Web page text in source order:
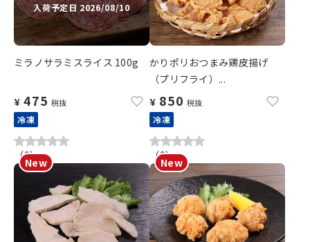
入荷予定日 2026/08/10
ミラノサラミスライス 100g
¥ 475 税抜
冷凍
（0）
かりポリおつまみ鶏皮揚げ
（プリフライ）...
¥ 850 税抜
冷凍
（0）